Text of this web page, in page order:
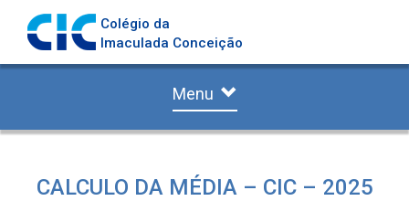
Colégio da
Imaculada Conceição
Menu
CALCULO DA MÉDIA – CIC – 2025